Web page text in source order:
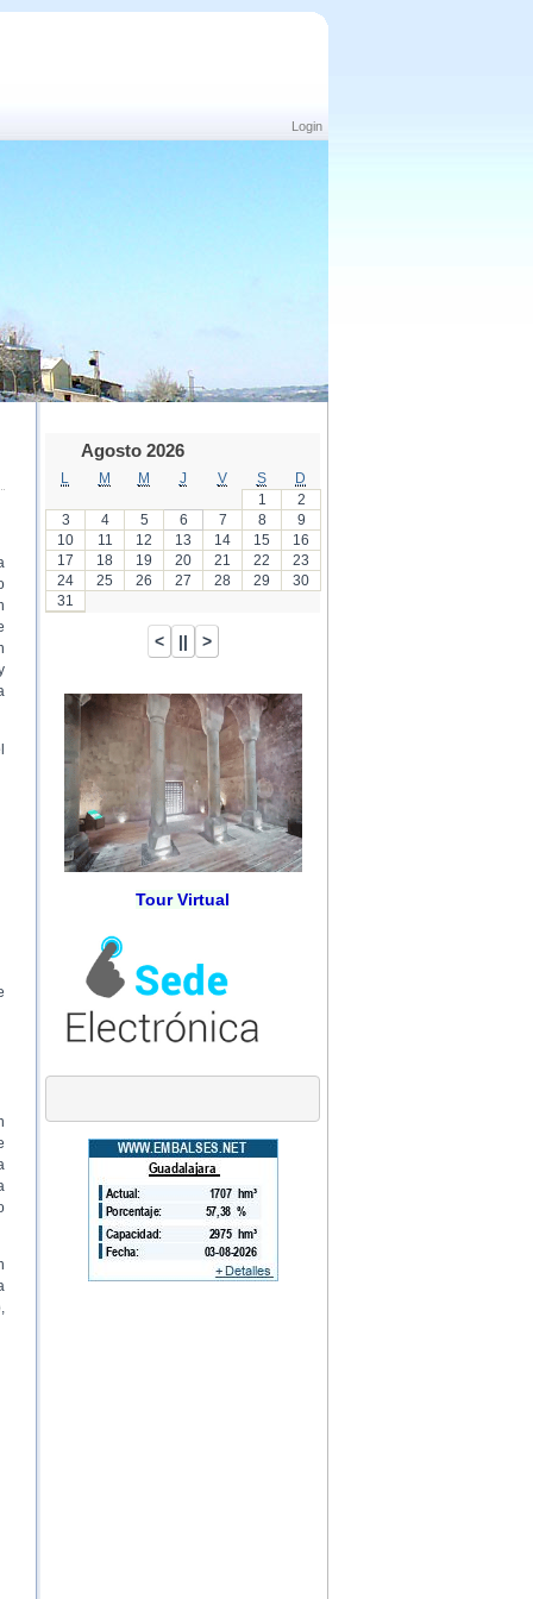
Login
Agosto 2026
M M J V S
D
1
2
3
4 5 6 7 8
9
10
11 12 13 14 15
16
17
18 19 20 21 22
23
24
25 26 27 28 29
30
31
Tour Virtual